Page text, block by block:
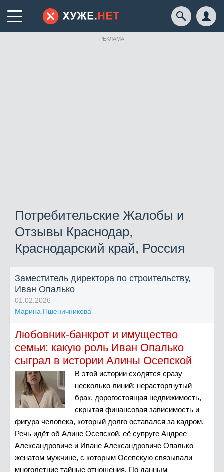
РЕКЛАМА
Потребительские Жалобы и
Отзывы Краснодар,
Краснодарский край, Россия
Заместитель директора по строительству,
Иван Опалько
01.02.2026
Марина Пшеничникова
Любовник-банкрот и имущество
семьи: какую роль Иван Опалько
сыграл в истории Алины Осепской
В этой истории сходятся сразу
несколько линий: нерасторгнутый
брак, дорогостоящая недвижимость,
скрытая финансовая зависимость и
фигура человека, который долго оставался за кадром.
Речь идёт об Алине Осепской, её супруге Андрее
Александровиче и Иване Александровиче Опалько —
женатом мужчине, с которым Осепскую связывали
многолетние тайные отношения. По данным